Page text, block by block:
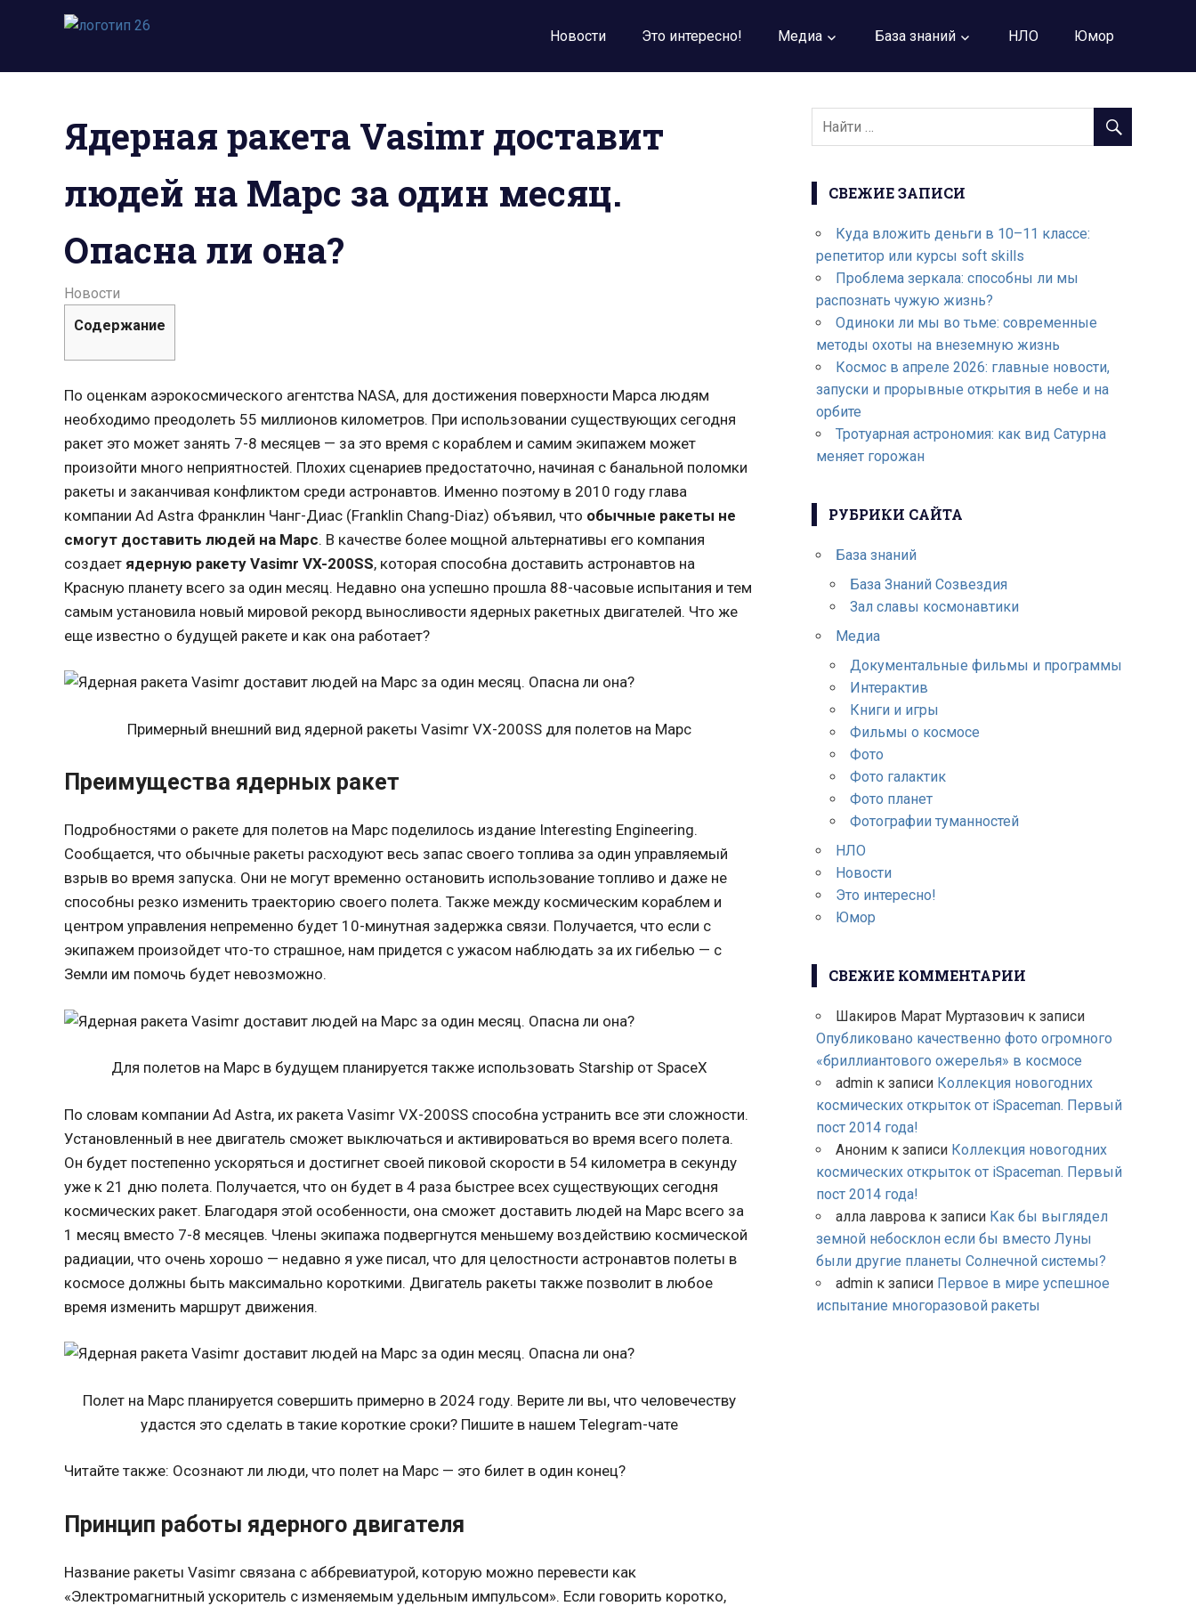
Пропустить
к
фото,
видео,
знаний.
Новости Это интересно! Медиа База знаний НЛО Юмор
Ядерная ракета Vasimr доставит
людей на Марс за один месяц.
Опасна ли она?
23.09.2021
admin
Новости
Содержание
По оценкам аэрокосмического агентства NASA, для достижения поверхности Марса людям
необходимо преодолеть 55 миллионов километров. При использовании существующих сегодня
ракет это может занять 7-8 месяцев — за это время с кораблем и самим экипажем может
произойти много неприятностей. Плохих сценариев предостаточно, начиная с банальной поломки
ракеты и заканчивая конфликтом среди астронавтов. Именно поэтому в 2010 году глава
компании Ad Astra Франклин Чанг-Диас (Franklin Chang-Diaz) объявил, что обычные ракеты не
смогут доставить людей на Марс. В качестве более мощной альтернативы его компания
создает ядерную ракету Vasimr VX-200SS, которая способна доставить астронавтов на
Красную планету всего за один месяц. Недавно она успешно прошла 88-часовые испытания и тем
самым установила новый мировой рекорд выносливости ядерных ракетных двигателей. Что же
еще известно о будущей ракете и как она работает?
Примерный внешний вид ядерной ракеты Vasimr VX-200SS для полетов на Марс
Преимущества ядерных ракет
Подробностями о ракете для полетов на Марс поделилось издание Interesting Engineering.
Сообщается, что обычные ракеты расходуют весь запас своего топлива за один управляемый
взрыв во время запуска. Они не могут временно остановить использование топливо и даже не
способны резко изменить траекторию своего полета. Также между космическим кораблем и
центром управления непременно будет 10-минутная задержка связи. Получается, что если с
экипажем произойдет что-то страшное, нам придется с ужасом наблюдать за их гибелью — с
Земли им помочь будет невозможно.
Для полетов на Марс в будущем планируется также использовать Starship от SpaceX
По словам компании Ad Astra, их ракета Vasimr VX-200SS способна устранить все эти сложности.
Установленный в нее двигатель сможет выключаться и активироваться во время всего полета.
Он будет постепенно ускоряться и достигнет своей пиковой скорости в 54 километра в секунду
уже к 21 дню полета. Получается, что он будет в 4 раза быстрее всех существующих сегодня
космических ракет. Благодаря этой особенности, она сможет доставить людей на Марс всего за
1 месяц вместо 7-8 месяцев. Члены экипажа подвергнутся меньшему воздействию космической
радиации, что очень хорошо — недавно я уже писал, что для целостности астронавтов полеты в
космосе должны быть максимально короткими. Двигатель ракеты также позволит в любое
время изменить маршрут движения.
Полет на Марс планируется совершить примерно в 2024 году. Верите ли вы, что человечеству
удастся это сделать в такие короткие сроки? Пишите в нашем Telegram-чате
Читайте также: Осознают ли люди, что полет на Марс — это билет в один конец?
Принцип работы ядерного двигателя
Название ракеты Vasimr связана с аббревиатурой, которую можно перевести как
«Электромагнитный ускоритель с изменяемым удельным импульсом». Если говорить коротко,
СВЕЖИЕ ЗАПИСИ
Куда вложить деньги в 10–11 классе:
репетитор или курсы soft skills
Проблема зеркала: способны ли мы
распознать чужую жизнь?
Одиноки ли мы во тьме: современные
методы охоты на внеземную жизнь
Космос в апреле 2026: главные новости,
запуски и прорывные открытия в небе и на
орбите
Тротуарная астрономия: как вид Сатурна
меняет горожан
РУБРИКИ САЙТА
База знаний
База Знаний Созвездия
Зал славы космонавтики
Медиа
Документальные фильмы и программы
Интерактив
Книги и игры
Фильмы о космосе
Фото
Фото галактик
Фото планет
Фотографии туманностей
НЛО
Новости
Это интересно!
Юмор
СВЕЖИЕ КОММЕНТАРИИ
Шакиров Марат Муртазовичк записи
Опубликовано качественно фото огромного
«бриллиантового ожерелья» в космосе
adminк записи Коллекция новогодних
космических открыток от iSpaceman. Первый
пост 2014 года!
Анонимк записи Коллекция новогодних
космических открыток от iSpaceman. Первый
пост 2014 года!
алла лавровак записи Как бы выглядел
земной небосклон если бы вместо Луны
были другие планеты Солнечной системы?
adminк записи Первое в мире успешное
испытание многоразовой ракеты